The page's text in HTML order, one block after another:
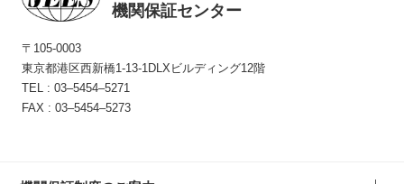
機関保証センター
〒105-0003
東京都港区西新橋1-13-1 DLXビルディング12階
TEL : 03‒5454‒5271
FAX : 03‒5454‒5273